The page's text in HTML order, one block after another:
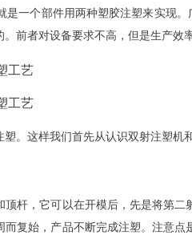
是一个部件用两种塑胶注塑来实现
前者对设备要求不高，但是生产
。这样我们首先从认识双射注塑机
杆，它可以在开模后，先是将第
复始，产品不断完成注塑。注意